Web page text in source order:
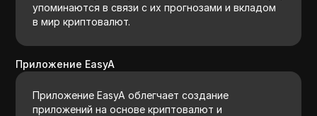
упоминаются в связи с их прогнозами и вкладом
в мир криптовалют.
Приложение EasyA
Приложение EasyA облегчает создание
приложений на основе криптовалют и